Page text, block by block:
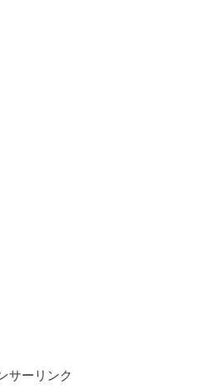
サーリンク